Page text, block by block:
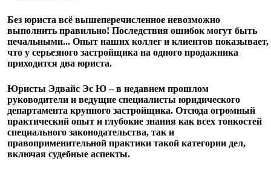
Без юриста всё вышеперечисленное невозможно
выполнить правильно! Последствия ошибок могут быть
печальными... Опыт наших коллег и клиентов показывает,
что у серьезного застройщика на одного продажника
приходится два юриста.
Юристы Эдвайс Эс Ю – в недавнем прошлом
руководители и ведущие специалисты юридического
департамента крупного застройщика. Отсюда огромный
практический опыт и глубокие знания как всех тонкостей
специального законодательства, так и
правоприменительной практики такой категории дел,
включая судебные аспекты.